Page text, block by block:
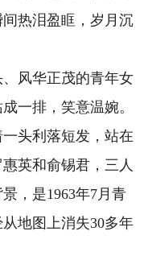
热泪盈眶，岁月沉
风华正茂的青年女
一排，笑意温婉。
头利落短发，站在
英和俞锡君，三人
，是1963年7月青
地图上消失30多年